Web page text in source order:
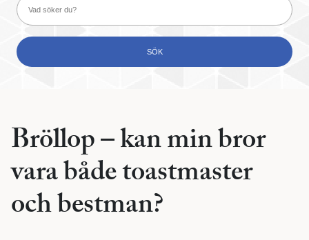
Bröllop – kan min bror
vara både toastmaster
och bestman?